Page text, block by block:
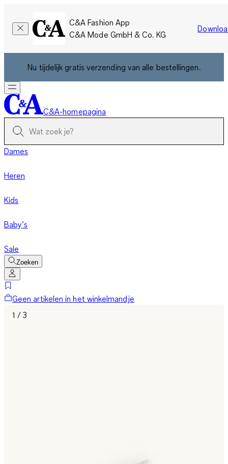
C&A Fashion App
C&A Mode GmbH & Co. KG
Nu tijdelijk gratis verzending van alle bestellingen.
C&A-homepagina
Dames
Heren
Kids
Baby’s
Sale
Zoeken
Geen artikelen in het winkelmandje
1 / 3